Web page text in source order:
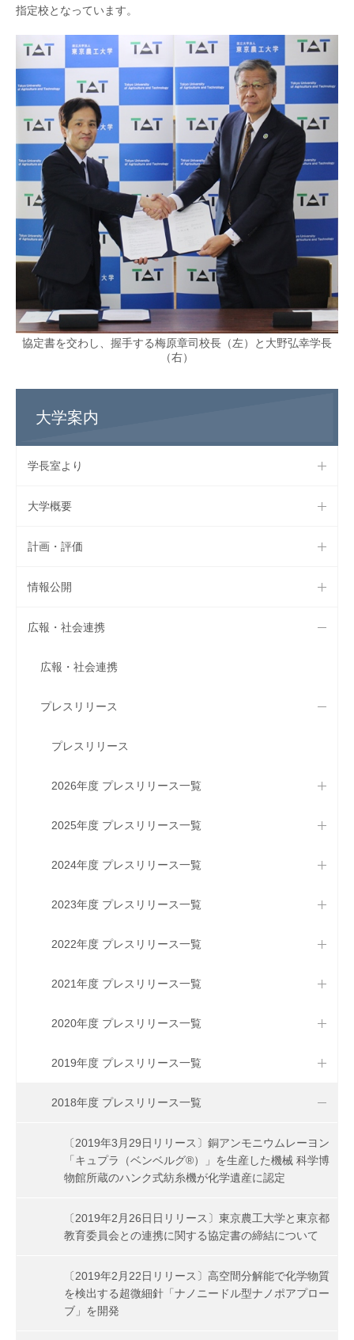
指定校となっています。
協定書を交わし、握手する梅原章司校長（左）と大野弘幸学長
（右）
大学案内
学長室より
大学概要
計画・評価
情報公開
広報・社会連携
広報・社会連携
プレスリリース
プレスリリース
2026年度 プレスリリース一覧
2025年度 プレスリリース一覧
2024年度 プレスリリース一覧
2023年度 プレスリリース一覧
2022年度 プレスリリース一覧
2021年度 プレスリリース一覧
2020年度 プレスリリース一覧
2019年度 プレスリリース一覧
2018年度 プレスリリース一覧
〔2019年3月29日リリース〕銅アンモニウムレーヨン
「キュプラ（ベンベルグ®）」を生産した機械 科学博
物館所蔵のハンク式紡糸機が化学遺産に認定
〔2019年2月26日日リリース〕東京農工大学と東京都
教育委員会との連携に関する協定書の締結について
〔2019年2月22日リリース〕高空間分解能で化学物質
を検出する超微細針「ナノニードル型ナノポアプロー
ブ」を開発